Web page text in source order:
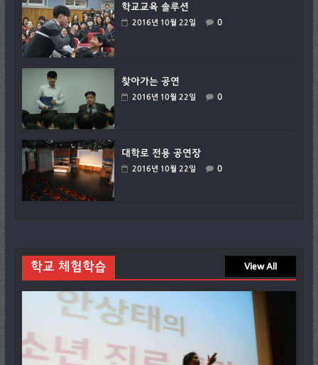
학교교육 솔루션
2016년 10월 22일 0
찾아가는 공연
2016년 10월 22일 0
대학로 전용 공연장
2016년 10월 22일 0
학교 체험학습 View All